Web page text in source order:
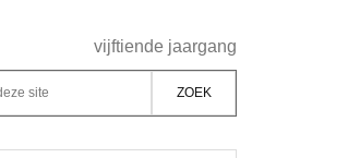
vijftiende jaargang